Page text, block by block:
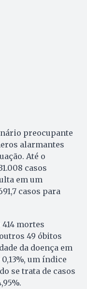
preocupante
alarmantes
Até o
casos
em um
casos para
mortes
49 óbitos
da doença em
um índice
se trata de casos